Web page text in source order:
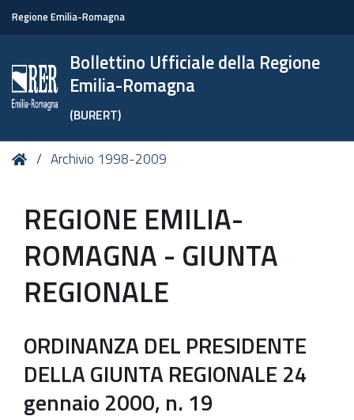
Regione Emilia-Romagna
Bollettino Ufficiale della Regione
Emilia-Romagna
(BURERT)
Tu HomeArchivio 1998-2009
REGIONE EMILIA-
ROMAGNA - GIUNTA
REGIONALE
ORDINANZA DEL PRESIDENTE
DELLA GIUNTA REGIONALE 24
gennaio 2000, n. 19